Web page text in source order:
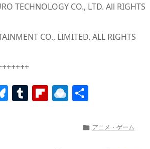
TECHNOLOGY CO., LTD. All RIGHTS
CO., LIMITED. ALL RIGHTS
Bl T Fl R
 アニメ・ゲーム